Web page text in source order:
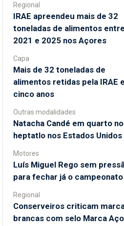
Regional
IRAE apreendeu mais de 32
toneladas de alimentos
2021 e 2025 nos Açores
Capa
Mais de 32 toneladas de
alimentos retidas pela IRAE
cinco anos
Outras modalidades
Natacha Candé em quarto no
heptatlo nos Estados Unidos
Motores
Luís Miguel Rego sem
para fechar já o campeonato
Regional
Conserveiros criticam
brancas com selo Marca